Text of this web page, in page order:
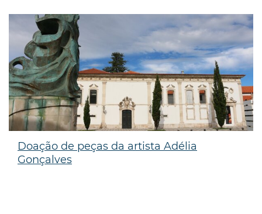
Doação de peças da artista Adélia
Gonçalves